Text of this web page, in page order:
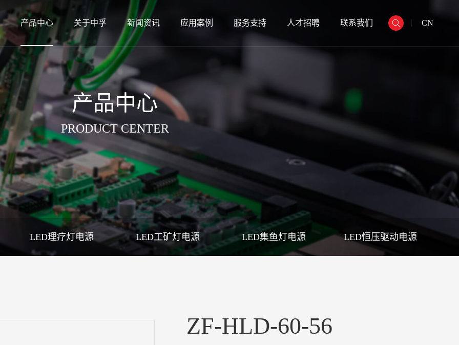
产品中心 关于中孚 新闻资讯 应用案例 服务支持 人才招聘 联系我们 CN
产品中心
PRODUCT CENTER
LED理疗灯电源 LED工矿灯电源 LED集鱼灯电源 LED恒压驱动电源
ZF-HLD-60-56